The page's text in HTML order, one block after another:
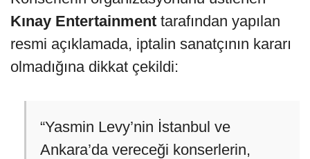
Kınay Entertainment tarafından yapılan
resmi açıklamada, iptalin sanatçının kararı
olmadığına dikkat çekildi:
“Yasmin Levy’nin İstanbul ve
Ankara’da vereceği konserlerin,